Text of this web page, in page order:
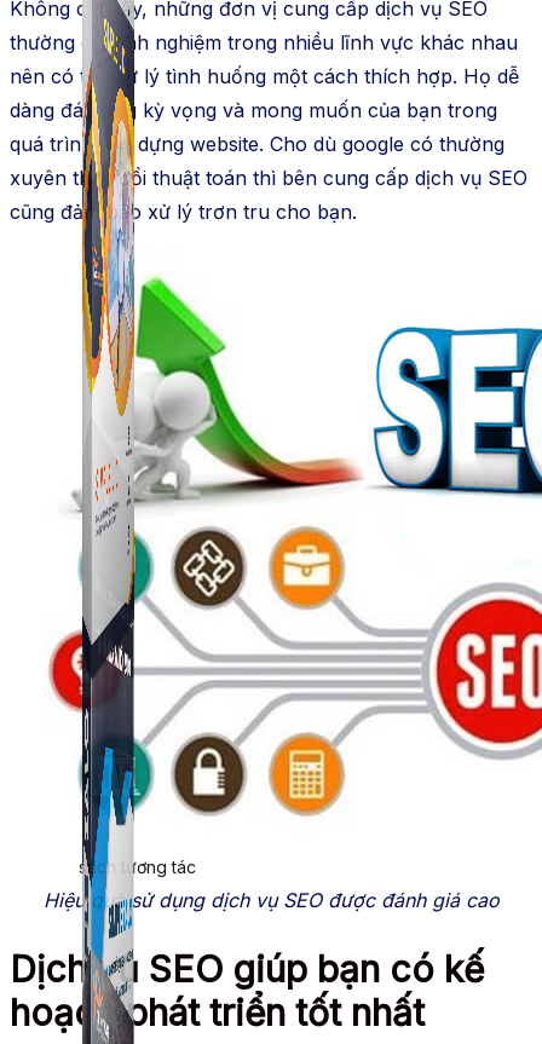
Simple UID
Quét UID Facebook: UID profile, UID group, danh
sách tương tác
Simple UID
Quét UID Facebook: UID profile, UID group, danh
sách tương tác
Không chỉ vậy, những đơn vị cung cấp dịch vụ SEO
thường có kinh nghiệm trong nhiều lĩnh vực khác nhau
nên có thể xử lý tình huống một cách thích hợp. Họ dễ
dàng đáp ứng kỳ vọng và mong muốn của bạn trong
quá trình xây dựng website. Cho dù google có thường
xuyên thay đổi thuật toán thì bên cung cấp dịch vụ SEO
cũng đảm bảo xử lý trơn tru cho bạn.
Hiệu quả sử dụng dịch vụ SEO được đánh giá cao
Dịch vụ SEO giúp bạn có kế
hoạch phát triển tốt nhất